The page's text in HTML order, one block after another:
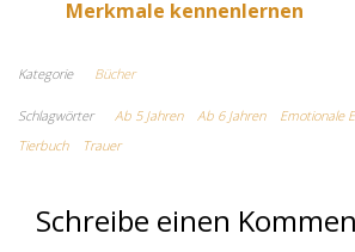
Merkmale kennenlernen
Kategorie Bücher
Schlagwörter Ab 5 Jahren Ab 6 Jahren Emotionale
Tierbuch
Trauer
Schreibe einen